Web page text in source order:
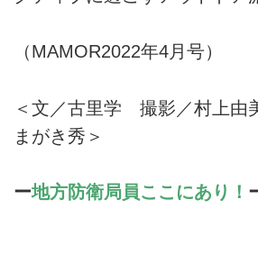
（MAMOR2022年4月号）
＜文／古里学 撮影／村上
まがき秀＞
ー地方防衛局員ここにあり！